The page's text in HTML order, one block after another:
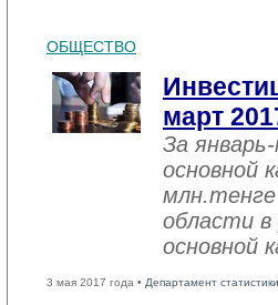
ОБЩЕСТВО
март
За
основной
млн.тенге
области в
основной
3 мая 2017 года • Департамент